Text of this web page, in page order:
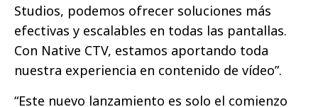
Studios, podemos ofrecer soluciones más
efectivas y escalables en todas las pantallas.
Con Native CTV, estamos aportando toda
nuestra experiencia en contenido de vídeo”.
“Este nuevo lanzamiento es solo el comienzo